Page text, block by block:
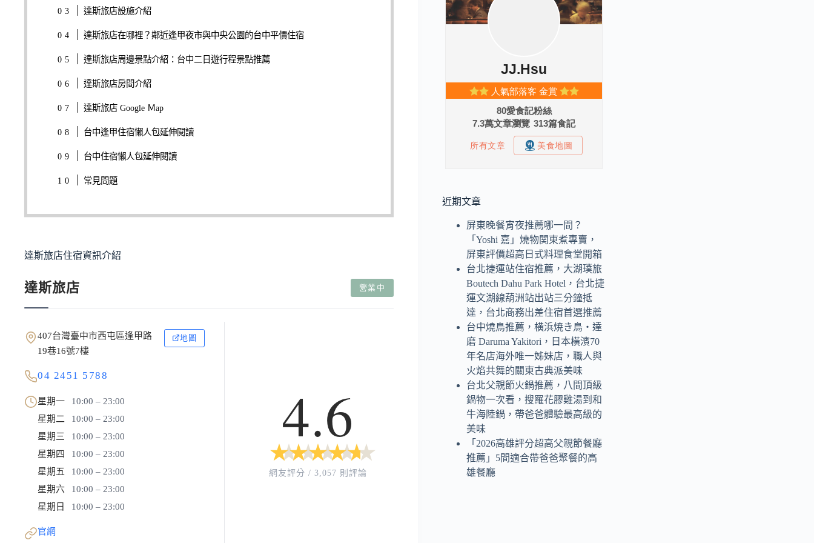
達斯旅店設施介紹
達斯旅店在哪裡？鄰近逢甲夜市與中央公園的台中平價住宿
達斯旅店周邊景點介紹：台中二日遊行程景點推薦
達斯旅店房間介紹
達斯旅店 Google Ｍap
台中逢甲住宿懶人包延伸閱讀
台中住宿懶人包延伸閱讀
常見問題
達斯旅店住宿資訊介紹
達斯旅店 營業中
407台灣臺中市西屯區逢甲路
19巷16號7樓
地圖
04 2451 5788
星期一
10:00 – 23:00
星期二
10:00 – 23:00
星期三
10:00 – 23:00
星期四
10:00 – 23:00
星期五
10:00 – 23:00
星期六
10:00 – 23:00
星期日
10:00 – 23:00
官網
4.6
★
★ ★
★ ★
★ ★
★ ★
★
網友評分 / 3,057 則評論
近期文章
屏東晚餐宵夜推薦哪一間？
「Yoshi 嘉」燒物関東煮專賣，
屏東評價超高日式料理食堂開箱
台北捷運站住宿推薦，大湖璞旅
Boutech Dahu Park Hotel，台北捷
運文湖線葫洲站出站三分鐘抵
達，台北商務出差住宿首選推薦
台中燒鳥推薦，横浜焼き鳥‧達
磨 Daruma Yakitori，日本橫濱70
年名店海外唯一姊妹店，職人與
火焰共舞的關東古典派美味
台北父親節火鍋推薦，八間頂級
鍋物一次看，搜羅花膠雞湯到和
牛海陸鍋，帶爸爸體驗最高級的
美味
「2026高雄評分超高父親節餐廳
推薦」5間適合帶爸爸聚餐的高
雄餐廳